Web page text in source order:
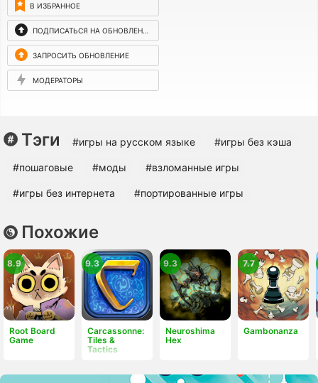
В ИЗБРАННОЕ
ПОДПИСАТЬСЯ НА ОБНОВЛЕНИЯ
ЗАПРОСИТЬ ОБНОВЛЕНИЕ
МОДЕРАТОРЫ
Тэги #игры на русском языке #игры без кэша
#пошаговые #моды #взломанные игры
#игры без интернета #портированные игры
Похожие
Root Board
Game
8.9
Carcassonne:
Tiles &
Tactics
9.3
Neuroshima
Hex
9.3
Gambonanza
7.7